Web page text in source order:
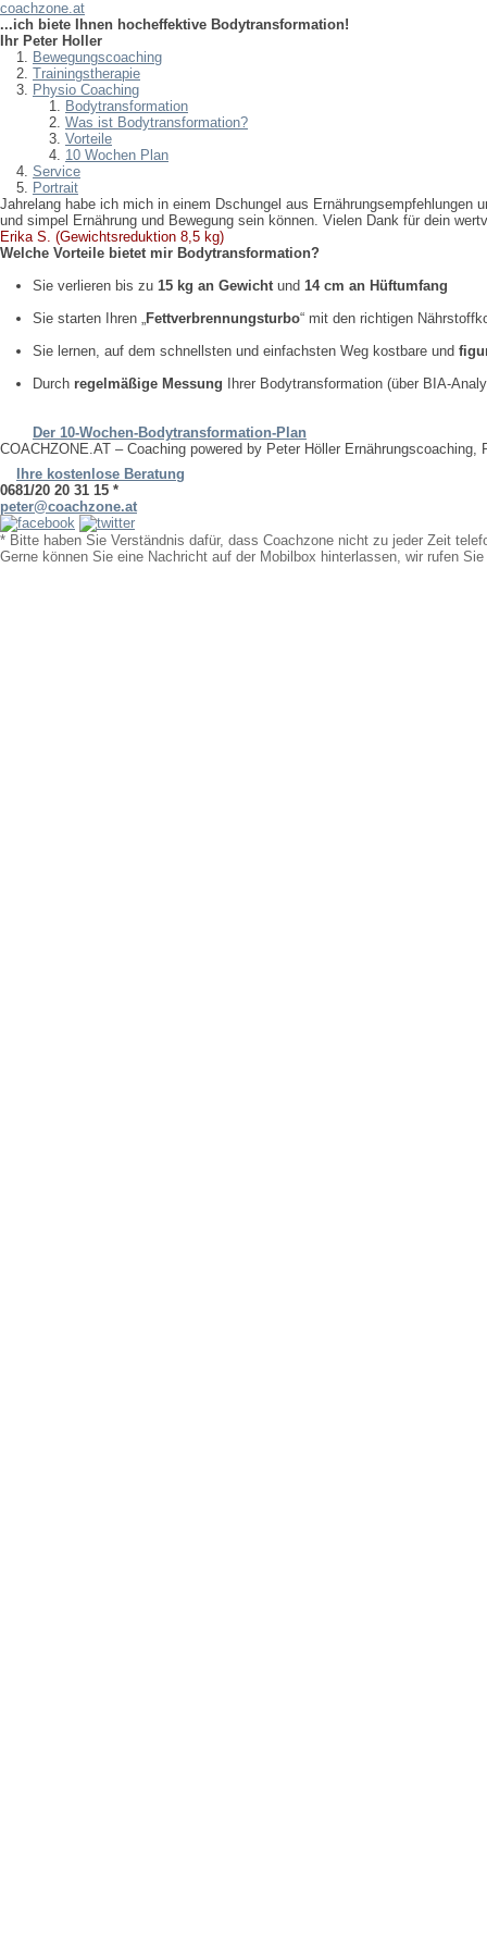
coachzone.at
...ich biete Ihnen hocheffektive Bodytransformation!
Ihr Peter Holler
Bewegungscoaching
Trainingstherapie
Physio Coaching
Bodytransformation
Was ist Bodytransformation?
Vorteile
10 Wochen Plan
Service
Portrait
Jahrelang habe ich mich in einem Dschungel aus
und simpel Ernährung und Bewegung sein können. Vielen Dank für dein
Erika S. (Gewichtsreduktion 8,5 kg)
Welche Vorteile bietet mir Bodytransformation?
Sie verlieren bis zu 15 kg an Gewichtund 14 cm an Hüftumfang
Sie starten Ihren „Fettverbrennungsturbo“ mit den richtigen
Sie lernen, auf dem schnellsten und einfachsten Weg kostbare und
Durch regelmäßige Messung Ihrer Bodytransformation (über BIA-
Der 10-Wochen-Bodytransformation-Plan
COACHZONE.AT – Coaching powered by Peter Höller
Ihre kostenlose Beratung
0681/20 20 31 15 *
peter@coachzone.at
* Bitte haben Sie Verständnis dafür, dass Coachzone nicht zu jeder Zeit
Gerne können Sie eine Nachricht auf der Mobilbox hinterlassen, wir rufen